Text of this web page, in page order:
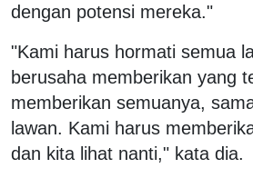
dengan potensi mereka."
"Kami harus hormati semua
berusaha memberikan yang
memberikan semuanya,
lawan. Kami harus
dan kita lihat nanti," kata dia.